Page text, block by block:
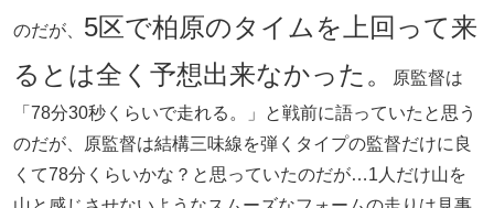
のだが、 5区で柏原のタイムを上回って来
るとは全く予想出来なかった。
原監督は
「78分30秒くらいで走れる。」と戦前に語っていたと思う
のだが、原監督は結構三味線を弾くタイプの監督だけに良
くて78分くらいかな？と思っていたのだが…1人だけ山を